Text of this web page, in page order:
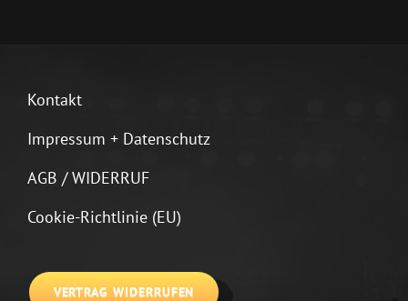
Kontakt
Impressum + Datenschutz
AGB / WIDERRUF
Cookie-Richtlinie (EU)
VERTRAG WIDERRUFEN